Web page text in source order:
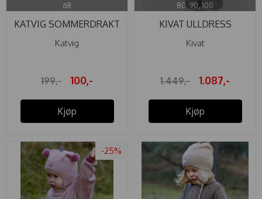
68
KATVIG SOMMERDRAKT
APE ...
Katvig
199,- 100,-
Kjøp
80, 90, 100
KIVAT ULLDRESS
NORDISK ...
Kivat
1.449,- 1.087,-
Kjøp
-25%